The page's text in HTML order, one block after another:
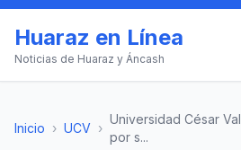
Huaraz en Línea
Noticias de Huaraz y Áncash
Inicio › UCV ›
Universidad César
por s...